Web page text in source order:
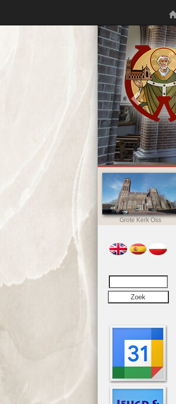
Previous
Grote Kerk Oss